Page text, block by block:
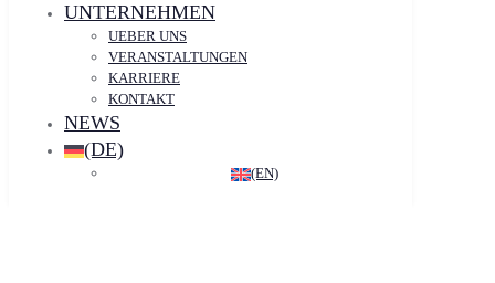
UNTERNEHMEN
UEBER UNS
VERANSTALTUNGEN
KARRIERE
KONTAKT
NEWS
(DE)
(EN)